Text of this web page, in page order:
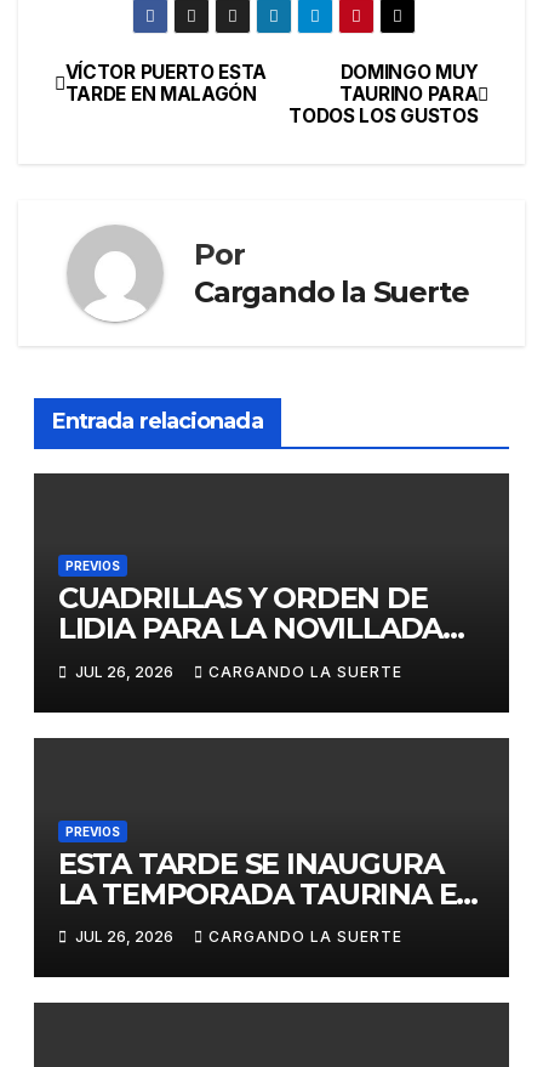
DOMINGO MUY
TAURINO PARA
TODOS LOS GUSTOS
VÍCTOR PUERTO ESTA
TARDE EN MALAGÓN
Por
Cargando la Suerte
Entrada relacionada
PREVIOS
CUADRILLAS Y ORDEN DE
LIDIA PARA LA NOVILLADA
DE ESTA TARDE EN CIUDAD
REAL
JUL 26, 2026 CARGANDO LA SUERTE
PREVIOS
ESTA TARDE SE INAUGURA
LA TEMPORADA TAURINA EN
LA CAPITAL, CON LA FINAL
DEL CERTAMEN JOSÉ RUIZ
«CALATRAVEÑO»
JUL 26, 2026 CARGANDO LA SUERTE